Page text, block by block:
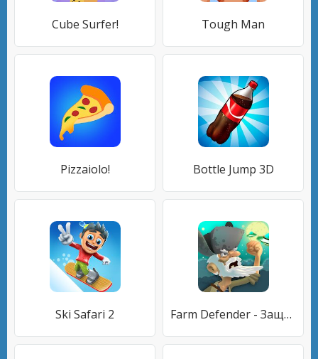
Cube Surfer! Tough Man
Pizzaiolo! Bottle Jump 3D
Ski Safari 2 Farm Defender - Защитник Фермы